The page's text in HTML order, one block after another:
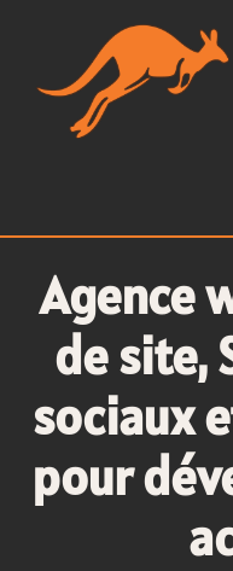
contenu
Agence
de site,
sociaux
pour